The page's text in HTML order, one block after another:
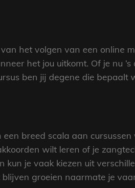
het volgen van een online
het jou uitkomt. Of je nu
ben jij degene die bepaalt
een breed scala aan
wilt leren of je
kun je vaak kiezen uit
groeien naarmate je